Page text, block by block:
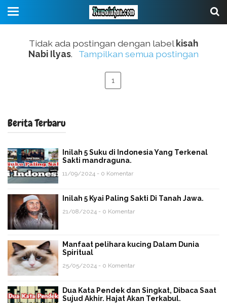
Tidak ada postingan dengan label kisah
Nabi Ilyas. Tampilkan semua postingan
1
Berita Terbaru
Inilah 5 Suku di Indonesia Yang Terkenal
Sakti mandraguna.
11/09/2024 - 0 Komentar
Inilah 5 Kyai Paling Sakti Di Tanah Jawa.
21/08/2024 - 0 Komentar
Manfaat pelihara kucing Dalam Dunia
Spiritual
25/05/2024 - 0 Komentar
Dua Kata Pendek dan Singkat, Dibaca Saat
Sujud Akhir. Hajat Akan Terkabul.